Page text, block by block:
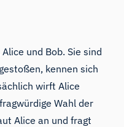
und Bob. Sie sind
kennen sich
wirft Alice
Wahl der
Alice an und fragt